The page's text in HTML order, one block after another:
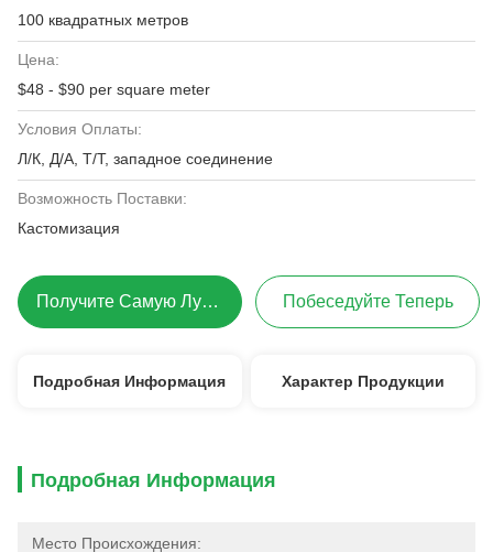
100 квадратных метров
Цена:
$48 - $90 per square meter
Условия Оплаты:
Л/К, Д/А, Т/Т, западное соединение
Возможность Поставки:
Кастомизация
Получите Самую Лучшую Цену Побеседуйте Теперь
Подробная Информация Характер Продукции
Подробная Информация
Место Происхождения: